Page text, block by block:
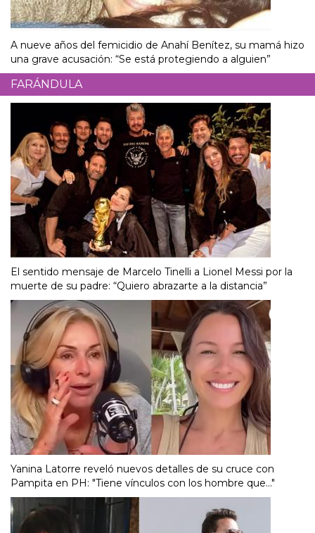
A nueve años del femicidio de Anahí Benítez, su mamá hizo
una grave acusación: “Se está protegiendo a alguien”
FARÁNDULA
El sentido mensaje de Marcelo Tinelli a Lionel Messi por la
muerte de su padre: “Quiero abrazarte a la distancia”
Yanina Latorre reveló nuevos detalles de su cruce con
Pampita en PH: "Tiene vínculos con los hombre que..."